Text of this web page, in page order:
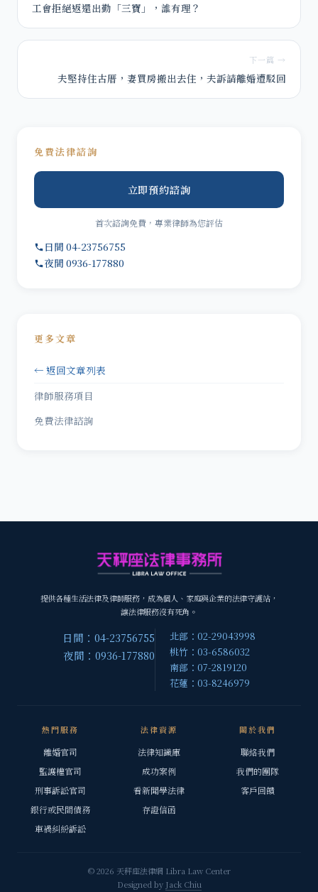
工會拒絕返還出勤「三寶」，誰有理？
下一篇 →
夫堅持住古厝，妻買房搬出去住，夫訴請離婚遭駁回
免費法律諮詢
立即預約諮詢
首次諮詢免費，專業律師為您評估
日間 04-23756755
夜間 0936-177880
更多文章
← 返回文章列表
律師服務項目
免費法律諮詢
提供各種生活法律及律師服務，成為個人、家庭與企業的法律守護站，
讓法律服務沒有死角。
日間：04-23756755
夜間：0936-177880
北部：02-29043998
桃竹：03-6586032
南部：07-2819120
花蓮：03-8246979
熱門服務
離婚官司
監護權官司
刑事訴訟官司
銀行或民間債務
車禍糾紛訴訟
法律資源
法律知識庫
成功案例
看新聞學法律
存證信函
關於我們
聯絡我們
我們的團隊
客戶回饋
© 2026 天秤座法律網 Libra Law Center
Designed by Jack Chiu